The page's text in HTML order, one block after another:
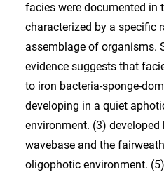
facies were documented in
characterized by a specific
assemblage of organisms.
evidence suggests that
to iron bacteria-sponge-
developing in a quiet
environment. (3) developed
wavebase and the
oligophotic environment.